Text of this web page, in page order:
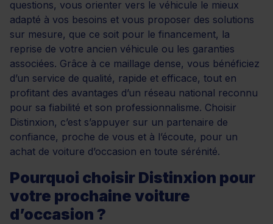
questions, vous orienter vers le véhicule le mieux
adapté à vos besoins et vous proposer des solutions
sur mesure, que ce soit pour le financement, la
reprise de votre ancien véhicule ou les garanties
associées. Grâce à ce maillage dense, vous bénéficiez
d’un service de qualité, rapide et efficace, tout en
profitant des avantages d’un réseau national reconnu
pour sa fiabilité et son professionnalisme. Choisir
Distinxion, c’est s’appuyer sur un partenaire de
confiance, proche de vous et à l’écoute, pour un
achat de voiture d’occasion en toute sérénité.
Pourquoi choisir Distinxion pour
votre prochaine voiture
d’occasion ?